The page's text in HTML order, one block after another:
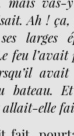
Ah !
larges
feu l’avait
bateau.
elle